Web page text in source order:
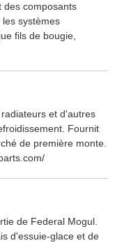
des composants
systèmes
fils de bougie,
et d'autres
Fournit
de première monte.
de Federal Mogul.
d'essuie-glace et de